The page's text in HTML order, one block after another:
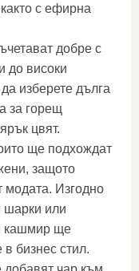
с ефирна
добре с
до високи
изберете дълга
за горещ
цвят.
ще подхождат
защото
модата. Изгодно
шарки или
кашмир ще
бизнес стил.